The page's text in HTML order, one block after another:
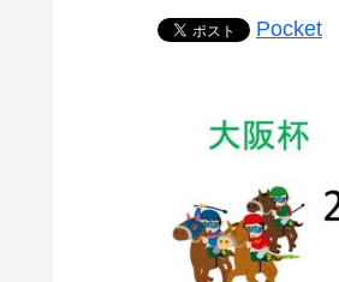
Pocket